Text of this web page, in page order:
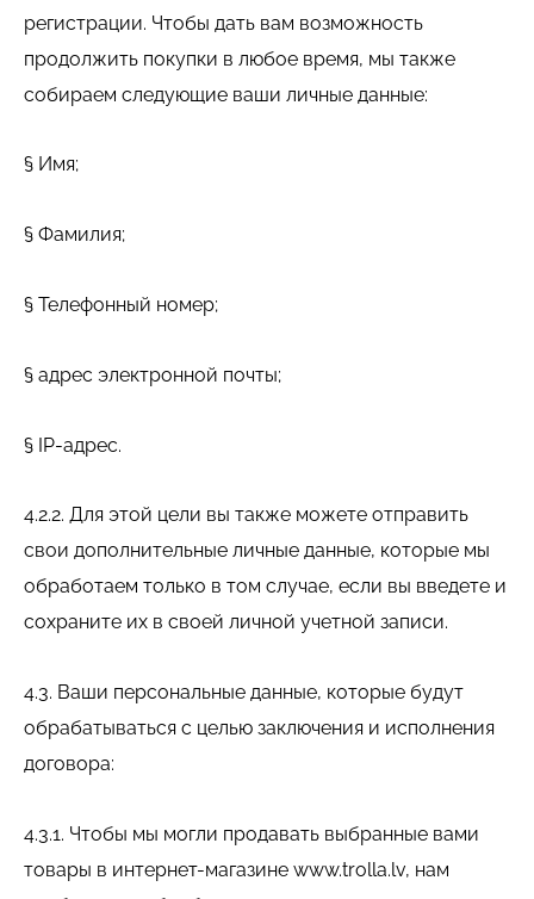
регистрации. Чтобы дать вам возможность
продолжить покупки в любое время, мы также
собираем следующие ваши личные данные:
§ Имя;
§ Фамилия;
§ Телефонный номер;
§ адрес электронной почты;
§ IP-адрес.
4.2.2. Для этой цели вы также можете отправить
свои дополнительные личные данные, которые мы
обработаем только в том случае, если вы введете и
сохраните их в своей личной учетной записи.
4.3. Ваши персональные данные, которые будут
обрабатываться с целью заключения и исполнения
договора:
4.3.1. Чтобы мы могли продавать выбранные вами
товары в интернет-магазине www.trolla.lv, нам